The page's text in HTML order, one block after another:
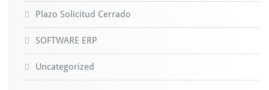
Plazo Solicitud Cerrado
SOFTWARE ERP
Uncategorized